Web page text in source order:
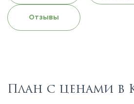
Отзывы
План с ценами в